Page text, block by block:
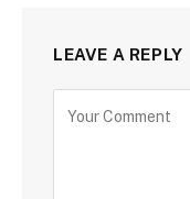
LEAVE A REPLY